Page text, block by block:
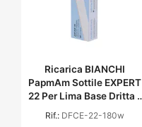
Ricarica BIANCHI
PapmAm Sottile EXPERT
22 Per Lima Base Dritta -
Rif.: DFCE-22-180w